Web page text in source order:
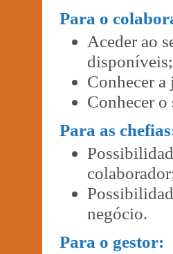
Para o
Aceder ao
disponíveis;
Conhecer a
Conhecer o
Para as
negócio.
Para o gestor: